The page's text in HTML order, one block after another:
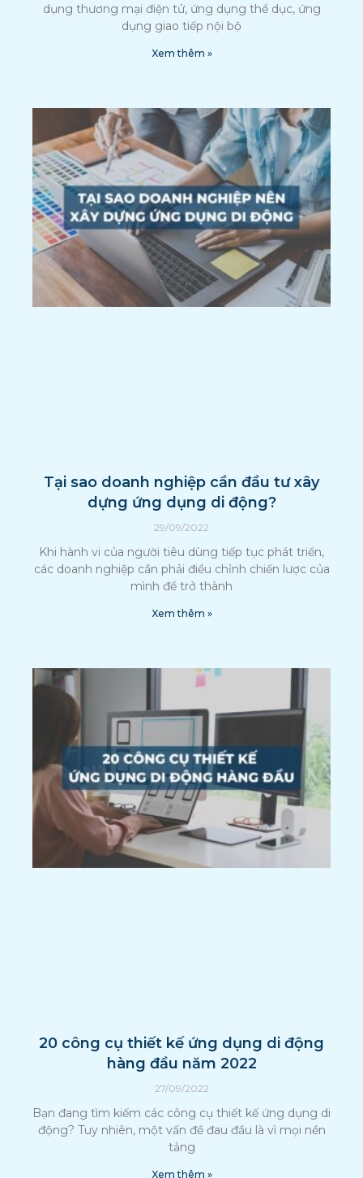
dụng thương mại điện tử, ứng dụng thể dục, ứng
dụng giao tiếp nội bộ
Xem thêm »
Tại sao doanh nghiệp cần đầu tư xây
dựng ứng dụng di động?
29/09/2022
Khi hành vi của người tiêu dùng tiếp tục phát triển,
các doanh nghiệp cần phải điều chỉnh chiến lược của
mình để trở thành
Xem thêm »
20 công cụ thiết kế ứng dụng di động
hàng đầu năm 2022
27/09/2022
Bạn đang tìm kiếm các công cụ thiết kế ứng dụng di
động? Tuy nhiên, một vấn đề đau đầu là vì mọi nền
tảng
Xem thêm »